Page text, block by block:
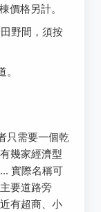
價格另計。
野間，須按
只需要一個乾
有幾家經濟型
實際名稱可
要道路旁
有超商、小